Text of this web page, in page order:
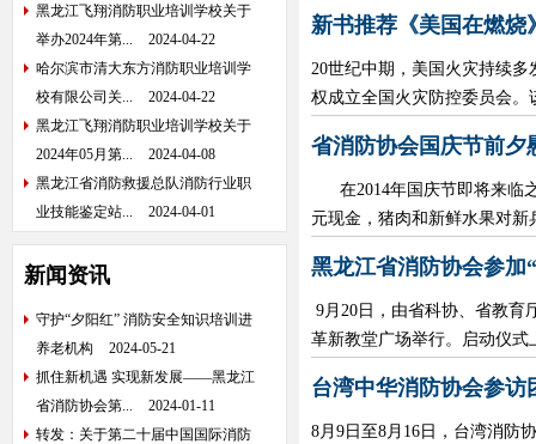
黑龙江飞翔消防职业培训学校关于
举办2024年第...
2024-04-22
哈尔滨市清大东方消防职业培训学
校有限公司关...
2024-04-22
黑龙江飞翔消防职业培训学校关于
2024年05月第...
2024-04-08
黑龙江省消防救援总队消防行业职
业技能鉴定站...
2024-04-01
新闻资讯
守护“夕阳红” 消防安全知识培训进
养老机构
2024-05-21
抓住新机遇 实现新发展——黑龙江
省消防协会第...
2024-01-11
转发：关于第二十届中国国际消防
新书推荐《美国在燃烧
20世纪中期，美国火灾持续
权成立全国火灾防控委员会
省消防协会国庆节前夕
在2014年国庆节即将来临之
元现金，猪肉和新鲜水果对
黑龙江省消防协会参加
9月20日，由省科协、省教育
革新教堂广场举行。启动仪
台湾中华消防协会参访
8月9日至8月16日，台湾消防